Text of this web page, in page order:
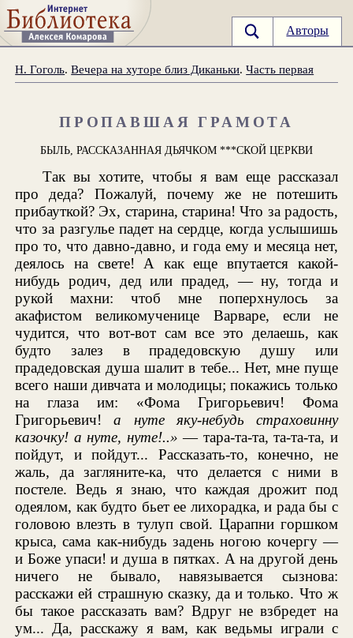
Авторы
Н. Гоголь.Вечера на хуторе близ Диканьки.Часть первая
ПРОПАВШАЯ ГРАМОТА
БЫЛЬ, РАССКАЗАННАЯ ДЬЯЧКОМ ***СКОЙ ЦЕРКВИ
Так вы хотите, чтобы я вам еще рассказал
про деда? Пожалуй, почему же не потешить
прибауткой? Эх, старина, старина! Что за радость,
что за разгулье падет на сердце, когда услышишь
про то, что давно-давно, и года ему и месяца нет,
деялось на свете! А как еще впутается какой-
нибудь родич, дед или прадед, — ну, тогда и
рукой махни: чтоб мне поперхнулось за
акафистом великомученице Варваре, если не
чудится, что вот-вот сам все это делаешь, как
будто залез в прадедовскую душу или
прадедовская душа шалит в тебе... Нет, мне пуще
всего наши дивчата и молодицы; покажись только
на глаза им: «Фома Григорьевич! Фома
Григорьевич!а нуте яку-небудь страховинну
казочку! а нуте, нуте!..» — тара-та-та, та-та-та, и
пойдут, и пойдут... Рассказать-то, конечно, не
жаль, да загляните-ка, что делается с ними в
постеле. Ведь я знаю, что каждая дрожит под
одеялом, как будто бьет ее лихорадка, и рада бы с
головою влезть в тулуп свой. Царапни горшком
крыса, сама как-нибудь задень ногою кочергу —
и Боже упаси! и душа в пятках. А на другой день
ничего не бывало, навязывается сызнова:
расскажи ей страшную сказку, да и только. Что ж
бы такое рассказать вам? Вдруг не взбредет на
ум... Да, расскажу я вам, как ведьмы играли с